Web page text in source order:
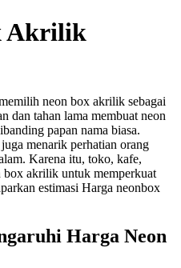
Akrilik
neon box akrilik sebagai
dan tahan lama membuat neon
papan nama biasa.
menarik perhatian orang
Karena itu, toko, kafe,
box akrilik untuk memperkuat
estimasi Harga neonbox
Harga Neon